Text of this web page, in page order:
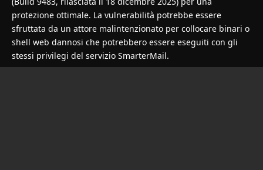
protezione ottimale. La vulnerabilità potrebbe essere
sfruttata da un attore malintenzionato per collocare binari o
shell web dannosi che potrebbero essere eseguiti con gli
stessi privilegi del servizio SmarterMail.